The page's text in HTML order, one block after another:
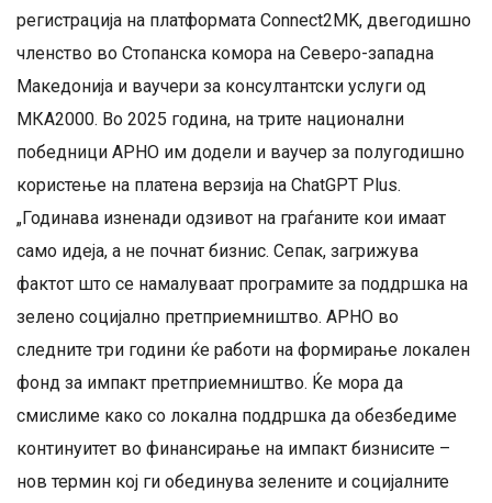
регистрација на платформата Connect2MK, двегодишно
членство во Стопанска комора на Северо-западна
Македонија и ваучери за консултантски услуги од
МКА2000. Во 2025 година, на трите национални
победници АРНО им додели и ваучер за полугодишно
користење на платена верзија на ChatGPT Plus.
„Годинава изненади одзивот на граѓаните кои имаат
само идеја, а не почнат бизнис. Сепак, загрижува
фактот што се намалуваат програмите за поддршка на
зелено социјално претприемништво. АРНО во
следните три години ќе работи на формирање локален
фонд за импакт претприемништво. Ќе мора да
смислиме како со локална поддршка да обезбедиме
континуитет во финансирање на импакт бизнисите –
нов термин кој ги обединува зелените и социјалните